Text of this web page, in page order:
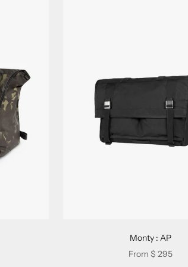
Monty : AP
Sale price
From $ 295